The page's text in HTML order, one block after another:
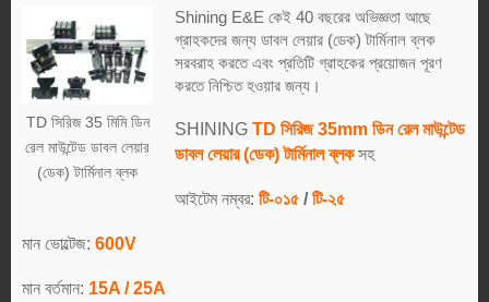
TD সিরিজ 35 মিমি ডিন
রেল মাউন্টেড ডাবল লেয়ার
(ডেক) টার্মিনাল ব্লক
Shining E&E কেই 40 বছরের অভিজ্ঞতা আছে
গ্রাহকদের জন্য ডাবল লেয়ার (ডেক) টার্মিনাল ব্লক
সরবরাহ করতে এবং প্রতিটি গ্রাহকের প্রয়োজন পূরণ
করতে নিশ্চিত হওয়ার জন্য।
SHINING TD সিরিজ 35mm ডিন রেল মাউন্টেড
ডাবল লেয়ার (ডেক) টার্মিনাল ব্লকসহ
আইটেম নম্বর: টি-০১৫ /টি-২৫
মান ভোল্টেজ: 600V
মান বর্তমান: 15A / 25A